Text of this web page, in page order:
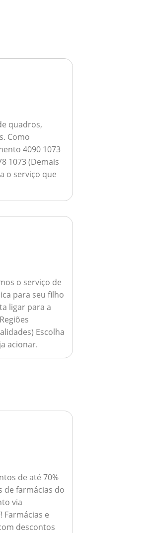
quadros,
Como
4090 1073
1073 (Demais
o serviço que
o serviço de
para seu filho
ligar para a
Escolha
acionar.
de até 70%
de farmácias do
via
Farmácias e
descontos